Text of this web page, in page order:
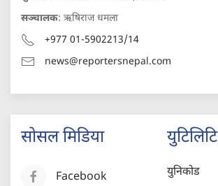
सञ्चालक: ऋषिराज धमला
+977 01-5902213/14
news@reportersnepal.com
सोसल मिडिया
Facebook
युटिलिटि
युनिकोड